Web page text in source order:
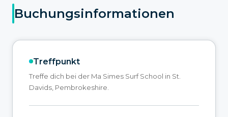
Buchungsinformationen
Treffpunkt
Treffe dich bei der Ma Simes Surf School in St.
Davids, Pembrokeshire.